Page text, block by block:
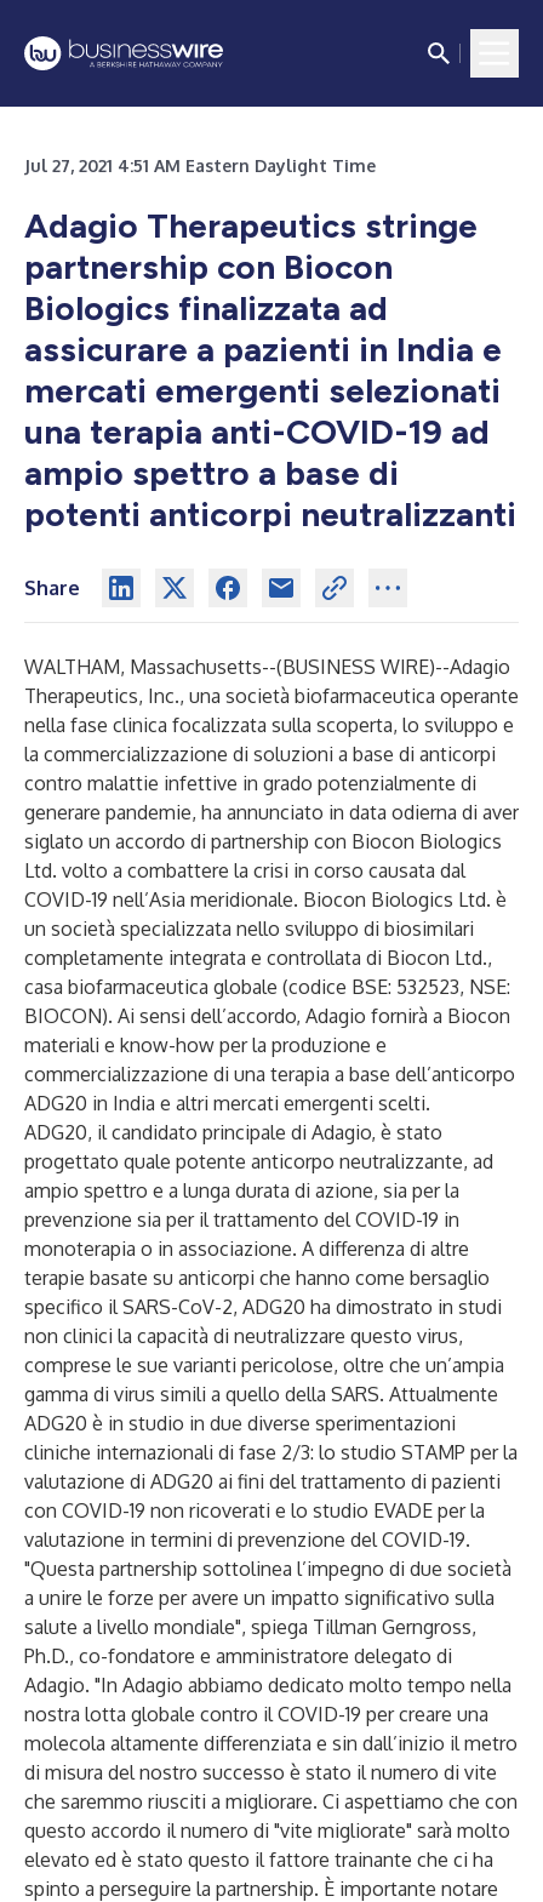
Jul 27, 2021 4:51 AM Eastern Daylight Time
Adagio Therapeutics stringe
partnership con Biocon
Biologics finalizzata ad
assicurare a pazienti in India e
mercati emergenti selezionati
una terapia anti-COVID-19 ad
ampio spettro a base di
potenti anticorpi neutralizzanti
Share
WALTHAM, Massachusetts--(BUSINESS WIRE)--Adagio
Therapeutics, Inc., una società biofarmaceutica operante
nella fase clinica focalizzata sulla scoperta, lo sviluppo e
la commercializzazione di soluzioni a base di anticorpi
contro malattie infettive in grado potenzialmente di
generare pandemie, ha annunciato in data odierna di aver
siglato un accordo di partnership con Biocon Biologics
Ltd. volto a combattere la crisi in corso causata dal
COVID-19 nell’Asia meridionale. Biocon Biologics Ltd. è
un società specializzata nello sviluppo di biosimilari
completamente integrata e controllata di Biocon Ltd.,
casa biofarmaceutica globale (codice BSE: 532523, NSE:
BIOCON). Ai sensi dell’accordo, Adagio fornirà a Biocon
materiali e know-how per la produzione e
commercializzazione di una terapia a base dell’anticorpo
ADG20 in India e altri mercati emergenti scelti.
ADG20, il candidato principale di Adagio, è stato
progettato quale potente anticorpo neutralizzante, ad
ampio spettro e a lunga durata di azione, sia per la
prevenzione sia per il trattamento del COVID-19 in
monoterapia o in associazione. A differenza di altre
terapie basate su anticorpi che hanno come bersaglio
specifico il SARS-CoV-2, ADG20 ha dimostrato in studi
non clinici la capacità di neutralizzare questo virus,
comprese le sue varianti pericolose, oltre che un’ampia
gamma di virus simili a quello della SARS. Attualmente
ADG20 è in studio in due diverse sperimentazioni
cliniche internazionali di fase 2/3: lo studio STAMP per la
valutazione di ADG20 ai fini del trattamento di pazienti
con COVID-19 non ricoverati e lo studio EVADE per la
valutazione in termini di prevenzione del COVID-19.
"Questa partnership sottolinea l’impegno di due società
a unire le forze per avere un impatto significativo sulla
salute a livello mondiale", spiega Tillman Gerngross,
Ph.D., co-fondatore e amministratore delegato di
Adagio. "In Adagio abbiamo dedicato molto tempo nella
nostra lotta globale contro il COVID-19 per creare una
molecola altamente differenziata e sin dall’inizio il metro
di misura del nostro successo è stato il numero di vite
che saremmo riusciti a migliorare. Ci aspettiamo che con
questo accordo il numero di "vite migliorate" sarà molto
elevato ed è stato questo il fattore trainante che ci ha
spinto a perseguire la partnership. È importante notare